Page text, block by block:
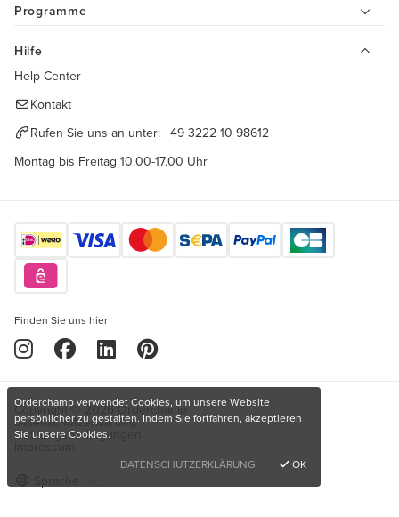
Programme
Hilfe
Help-Center
Kontakt
Rufen Sie uns an unter: +49 3222 10 98612
Montag bis Freitag 10.00-17.00 Uhr
Finden Sie uns hier
Copyright © 2026 Orderchamp
Datenschutzerklärung
Nutzungsbedingungen
Orderchamp verwendet Cookies, um unsere Website
persönlicher zu gestalten. Indem Sie fortfahren, akzeptieren
Sie unsere Cookies.
DATENSCHUTZERKLÄRUNG
OK